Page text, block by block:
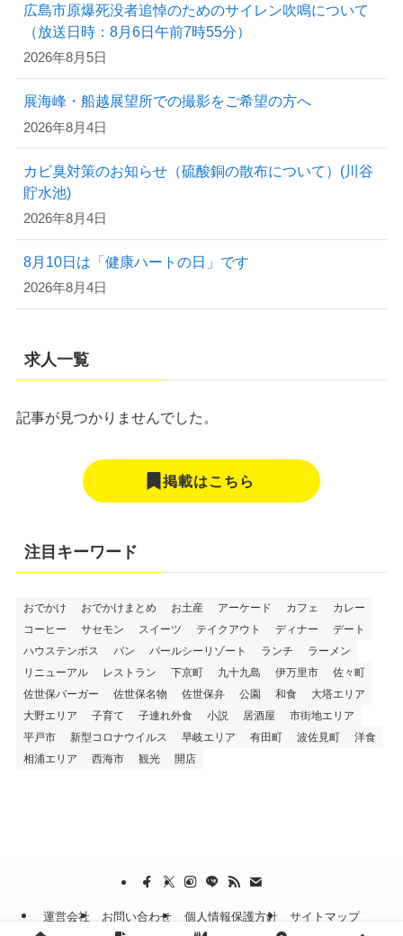
広島市原爆死没者追悼のためのサイレン吹鳴について
（放送日時：8月6日午前7時55分）
2026年8月5日
展海峰・船越展望所での撮影をご希望の方へ
2026年8月4日
カビ臭対策のお知らせ（硫酸銅の散布について）(川谷
貯水池)
2026年8月4日
8月10日は「健康ハートの日」です
2026年8月4日
求人一覧
記事が見つかりませんでした。
掲載はこちら
注目キーワード
おでかけ おでかけまとめ お土産 アーケード カフェ
カレー
コーヒー
サセモン スイーツ テイクアウト ディナー
デート
ハウステンボス
パン パールシーリゾート ランチ
ラーメン
リニューアル
レストラン 下京町 九十九島 伊万里市
佐々町
佐世保バーガー
佐世保名物 佐世保弁 公園 和食
大塔エリア
大野エリア
子育て 子連れ外食 小説 居酒屋
市街地エリア
平戸市
新型コロナウイルス 早岐エリア 有田町 波佐見町
洋食
相浦エリア
西海市 観光 開店
運営会社 お問い合わせ 個人情報保護方針 サイトマップ